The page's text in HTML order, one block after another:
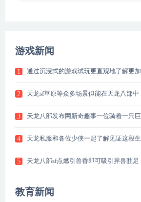
游戏新闻
1 通过沉浸式的游戏试玩更直观地了解更加
2 天龙sf草原等众多场景但能在天龙八部中
3 天龙八部发布网新奇趣事一位骑着一只巨
4 天龙私服和各位少侠一起了解见证这段生
5 天龙八部sf点燃引兽香即可吸引异兽驻足
教育新闻